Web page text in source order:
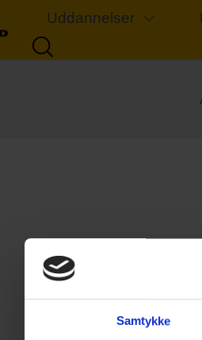
Samtykke
Uddannelser